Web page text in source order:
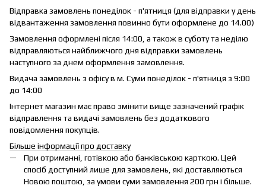
Відправка замовлень понеділок - п'ятниця (для відправки у день
відвантаження замовлення повинно бути оформлене до 14.00)
Замовлення оформлені після 14:00, а також в суботу та неділю
відправляються найближчого дня відправки замовлень
наступного за днем оформлення замовлення.
Видача замовлень з офісу в м. Суми понеділок - п'ятниця з 9:00
до 14:00
Інтернет магазин має право змінити вище зазначений графік
відправлення та видачі замовлень без додаткового
повідомлення покупців.
Більше інформації про доставку
При отриманні, готівкою або банківською карткою. Цей
спосіб доступний лише для замовлень, які доставляються
Новою поштою, за умови суми замовлення 200 грн і більше.